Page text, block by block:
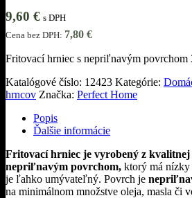
9,60 € s DPH
Cena bez DPH: 7,80 €
Fritovací hrniec s nepriľnavým povrchom
Katalógové číslo: 12423 Kategórie:
hrncov Značka: Perfect Home
Popis
Ďalšie informácie
Fritovací hrniec je vyrobený z kvalitnej
nepriľnavým povrchom, ktorý má nízky
je ľahko umývateľný. Povrch je
na minimálnom množstve oleja, masla či